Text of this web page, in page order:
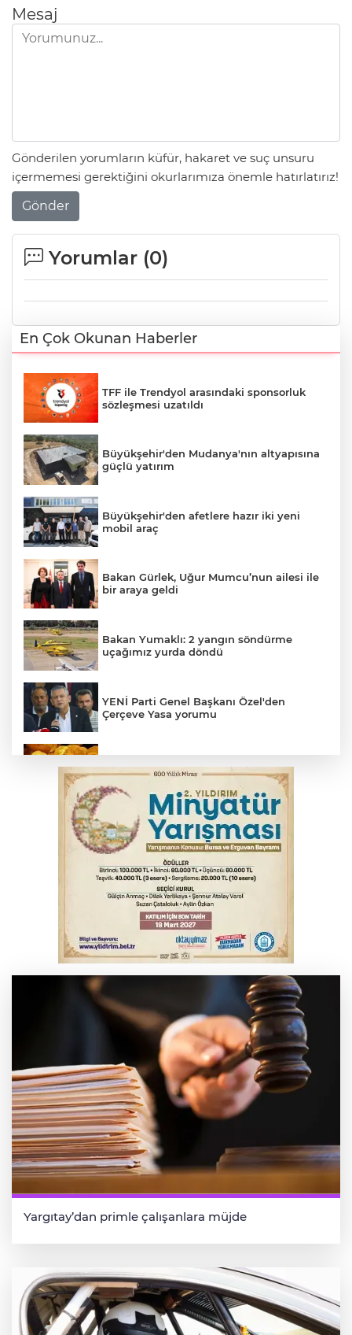
Mesaj
Gönderilen yorumların küfür, hakaret ve suç unsuru
içermemesi gerektiğini okurlarımıza önemle hatırlatırız!
Gönder
Yorumlar (0)
En Çok Okunan Haberler
TFF ile Trendyol arasındaki sponsorluk
sözleşmesi uzatıldı
Büyükşehir'den Mudanya'nın altyapısına
güçlü yatırım
Büyükşehir'den afetlere hazır iki yeni
mobil araç
Bakan Gürlek, Uğur Mumcu’nun ailesi ile
bir araya geldi
Bakan Yumaklı: 2 yangın söndürme
uçağımız yurda döndü
YENİ Parti Genel Başkanı Özel'den
Çerçeve Yasa yorumu
Serbest piyasada altın fiyatları...
MSB: YAŞ kararları devletimize ve
milletimize hayırlı olsun
Osmangazi’de kaldırım işgaline geçit yok
Osmangazi’de iş arayanlara destek
Yargıtay’dan primle çalışanlara müjde